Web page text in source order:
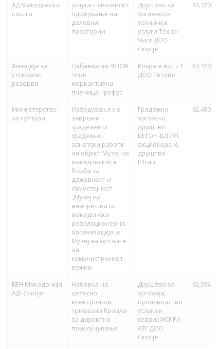
АД Македонска
пошта
услуга – хигиенско
одржување на
деловни
простории
Друштво за
хигиенско-
технички
услуги Техно -
Чист ДОО
Скопје
Агенција за
стоковни
резерви
Набавка на 40.000
тони
меркантилна
пченица - рефус
Кокра е Арт - 1
ДОО Тетово
Министерство
за култура
Изведување на
завршни
градежни и
градежно-
занатски работи
на објект Музеј на
македонската
борба за
државност и
самостојност -
„Музеј на
внатрешната
македонска
револуционерна
организација и
Музеј на жртвите
на
комунистичкиот
режим
Градежно
трговско
друштво
БЕТОН-ШТИП
акционерско
друштво
Штип
ЕВН Македонија
АД- Скопје
Набавка на
целосно
електронски
трифазни броила
за директно
приклучување
Друштво за
трговија,
производство,
услуги и
сервис ИСКРА
АТГ ДОО
Скопје